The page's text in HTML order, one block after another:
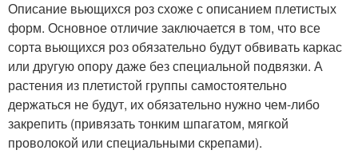
Описание вьющихся роз схоже с описанием плетистых
форм. Основное отличие заключается в том, что все
сорта вьющихся роз обязательно будут обвивать каркас
или другую опору даже без специальной подвязки. А
растения из плетистой группы самостоятельно
держаться не будут, их обязательно нужно чем-либо
закрепить (привязать тонким шпагатом, мягкой
проволокой или специальными скрепами).